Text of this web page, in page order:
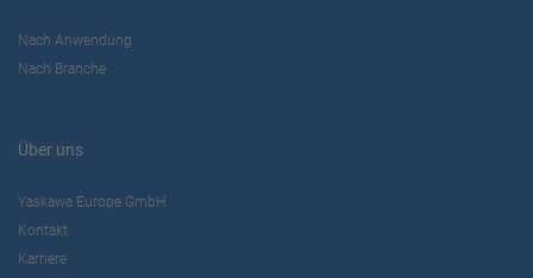
Nach Anwendung
Nach Branche
Über uns
Yaskawa Europe GmbH
Kontakt
Karriere